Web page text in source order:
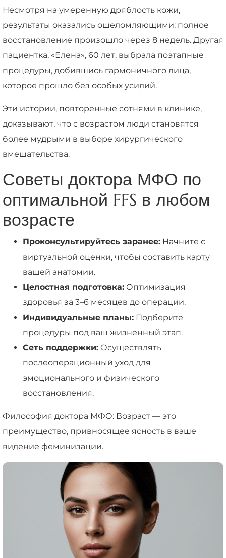
Несмотря на умеренную дряблость кожи,
результаты оказались ошеломляющими: полное
восстановление произошло через 8 недель. Другая
пациентка, «Елена», 60 лет, выбрала поэтапные
процедуры, добившись гармоничного лица,
которое прошло без особых усилий.
Эти истории, повторенные сотнями в клинике,
доказывают, что с возрастом люди становятся
более мудрыми в выборе хирургического
вмешательства.
Советы доктора МФО по
оптимальной FFS в любом
возрасте
Проконсультируйтесь заранее: Начните с
виртуальной оценки, чтобы составить карту
вашей анатомии.
Целостная подготовка: Оптимизация
здоровья за 3–6 месяцев до операции.
Индивидуальные планы: Подберите
процедуры под ваш жизненный этап.
Сеть поддержки: Осуществлять
послеоперационный уход для
эмоционального и физического
восстановления.
Философия доктора МФО: Возраст — это
преимущество, привносящее ясность в ваше
видение феминизации.